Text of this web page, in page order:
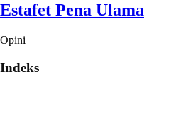
Estafet Pena Ulama
Opini
Indeks